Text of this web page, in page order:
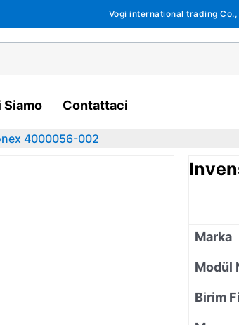
Vogi international trading Co.,
Siamo Contattaci
4000056-002
Marka
Modül
Birim